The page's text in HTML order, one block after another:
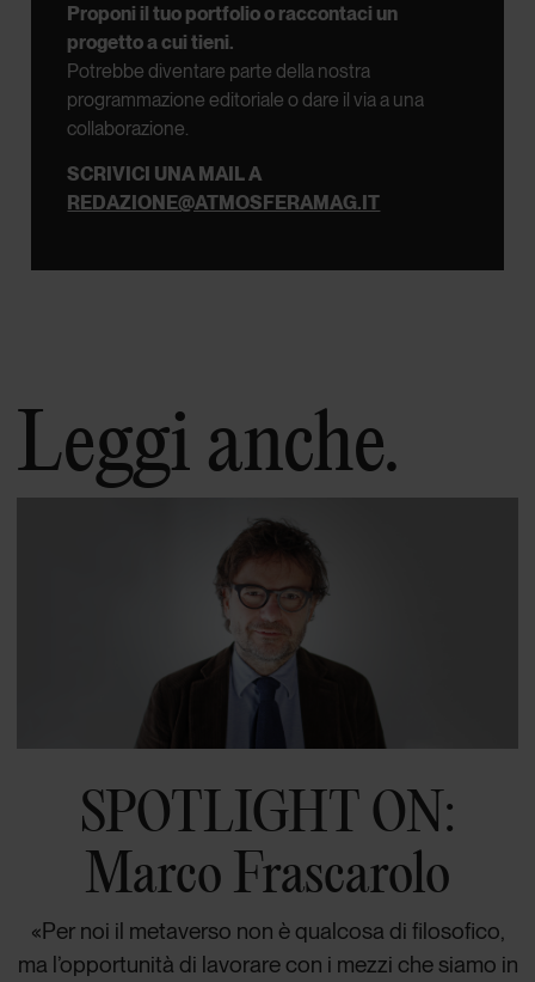
Proponi il tuo portfolio o raccontaci un
progetto a cui tieni.
Potrebbe diventare parte della nostra
programmazione editoriale o dare il via a una
collaborazione.
SCRIVICI UNA MAIL A
REDAZIONE@ATMOSFERAMAG.IT
Leggi anche.
SPOTLIGHT ON:
Marco Frascarolo
«Per noi il metaverso non è qualcosa di filosofico,
ma l’opportunità di lavorare con i mezzi che siamo in